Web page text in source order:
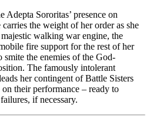
Sororitas’ presence on
the weight of her order as she
walking war engine, the
fire support for the rest of her
the enemies of the God-
The famously intolerant
her contingent of Battle Sisters
their performance – ready to
if necessary.